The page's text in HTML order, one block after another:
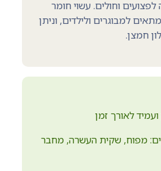
לפצועים וחולים. עשוי חומר
למבוגרים ולילדים, וניתן
חמצן.
לאורך זמן
מ-4 חלקים: מפוח, שקית העשרה, מחבר